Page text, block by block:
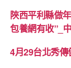
陜西平利縣做
包養網有收”_
4月29台北秀